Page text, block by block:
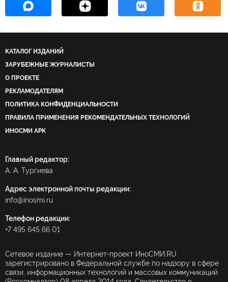
КАТАЛОГ ИЗДАНИЙ
ЗАРУБЕЖНЫЕ ЖУРНАЛИСТЫ
О ПРОЕКТЕ
РЕКЛАМОДАТЕЛЯМ
ПОЛИТИКА КОНФИДЕНЦИАЛЬНОСТИ
ПРАВИЛА ПРИМЕНЕНИЯ РЕКОМЕНДАТЕЛЬНЫХ ТЕХНОЛОГИЙ
ИНОСМИ APK
Главный редактор:
А. А. Тургиева
Адрес электронной почты редакции:
info@inosmi.ru
Телефон редакции:
+7 495 645 66 01
Сетевое издание — Интернет-проект ИноСМИ.RU
зарегистрировано в Федеральной службе по надзору в сфере
связи, информационных технологий и массовых коммуникаций